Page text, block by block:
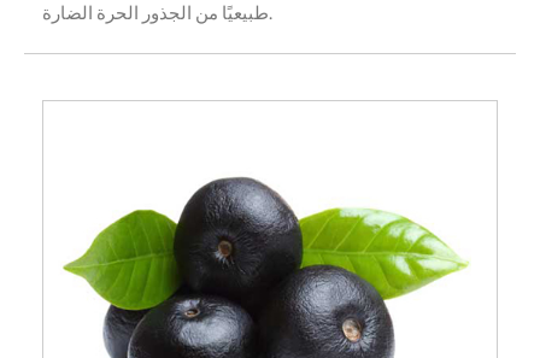
طبيعيًا من الجذور الحرة الضارة.